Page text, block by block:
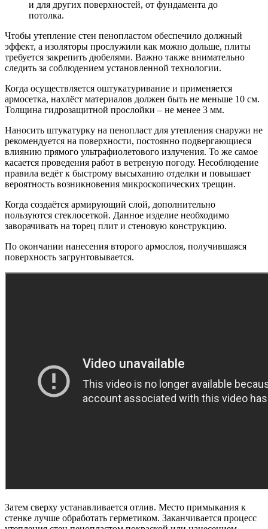
и для других поверхностей, от фундамента до
потолка.
Чтобы утепление стен пенопластом обеспечило должный
эффект, а изоляторы прослужили как можно дольше, плиты
требуется закрепить дюбелями. Важно также внимательно
следить за соблюдением установленной технологии.
Когда осуществляется оштукатуривание и применяется
армосетка, нахлёст материалов должен быть не меньше 10 см.
Толщина гидрозащитной прослойки – не менее 3 мм.
Наносить штукатурку на пенопласт для утепления снаружи не
рекомендуется на поверхности, постоянно подвергающиеся
влиянию прямого ультрафиолетового излучения. То же самое
касается проведения работ в ветреную погоду. Несоблюдение
правила ведёт к быстрому высыханию отделки и повышает
вероятность возникновения микроскопических трещин.
Когда создаётся армирующий слой, дополнительно
пользуются стеклосеткой. Данное изделие необходимо
заворачивать на торец плит и стеновую конструкцию.
По окончании нанесения второго армослоя, получившаяся
поверхность загрунтовывается.
Затем сверху устанавливается отлив. Место примыкания к
стенке лучше обработать герметиком. Заканчивается процесс